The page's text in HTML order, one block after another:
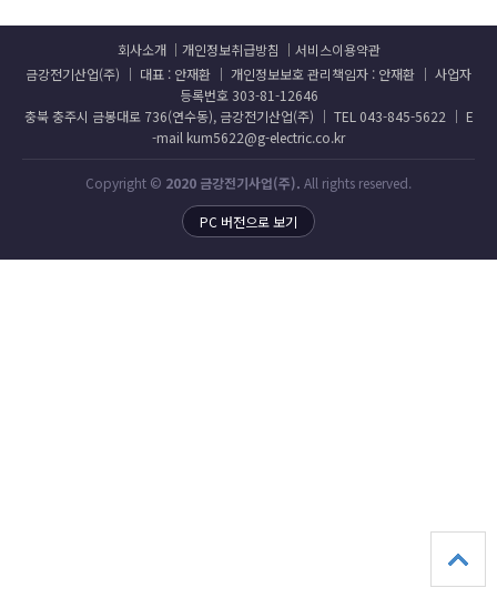
회사소개 개인정보취급방침
서비스이용약관
금강전기산업(주) │ 대표 : 안재환 │ 개인정보보호 관리책임자 : 안재환 │ 사업자
등록번호 303-81-12646
충북 충주시 금봉대로 736(연수동), 금강전기산업(주) │ TEL 043-845-5622 │ E
-mail kum5622@g-electric.co.kr
Copyright © 2020 금강전기사업(주). All rights reserved.
PC 버전으로 보기